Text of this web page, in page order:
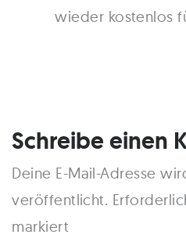
wieder kostenlos
Schreibe einen
Deine E-Mail-Adresse
veröffentlicht.
markiert